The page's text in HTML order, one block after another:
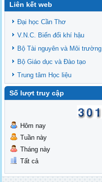
Liên kết web
Đại học Cần Thơ
V.N.C. Biến đổi khí hậu
Bộ Tài nguyên và Môi trường
Bộ Giáo dục và Đào tạo
Trung tâm Học liệu
Số lượt truy cập
Hôm nay
Tuần này
Tháng này
Tất cả